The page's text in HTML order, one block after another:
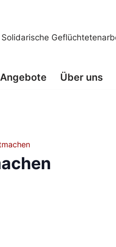
Solidarische
Angebote Über uns